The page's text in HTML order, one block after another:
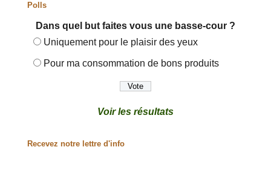
Polls
Dans quel but faites vous une basse-cour ?
Uniquement pour le plaisir des yeux
Pour ma consommation de bons produits
Voir les résultats
Recevez notre lettre d'info